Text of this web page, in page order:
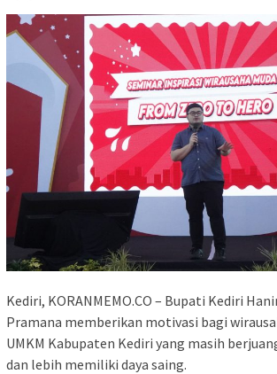
Kediri, KORANMEMO.CO – Bupati Kediri
Pramana memberikan motivasi bagi
UMKM Kabupaten Kediri yang masih
dan lebih memiliki daya saing.